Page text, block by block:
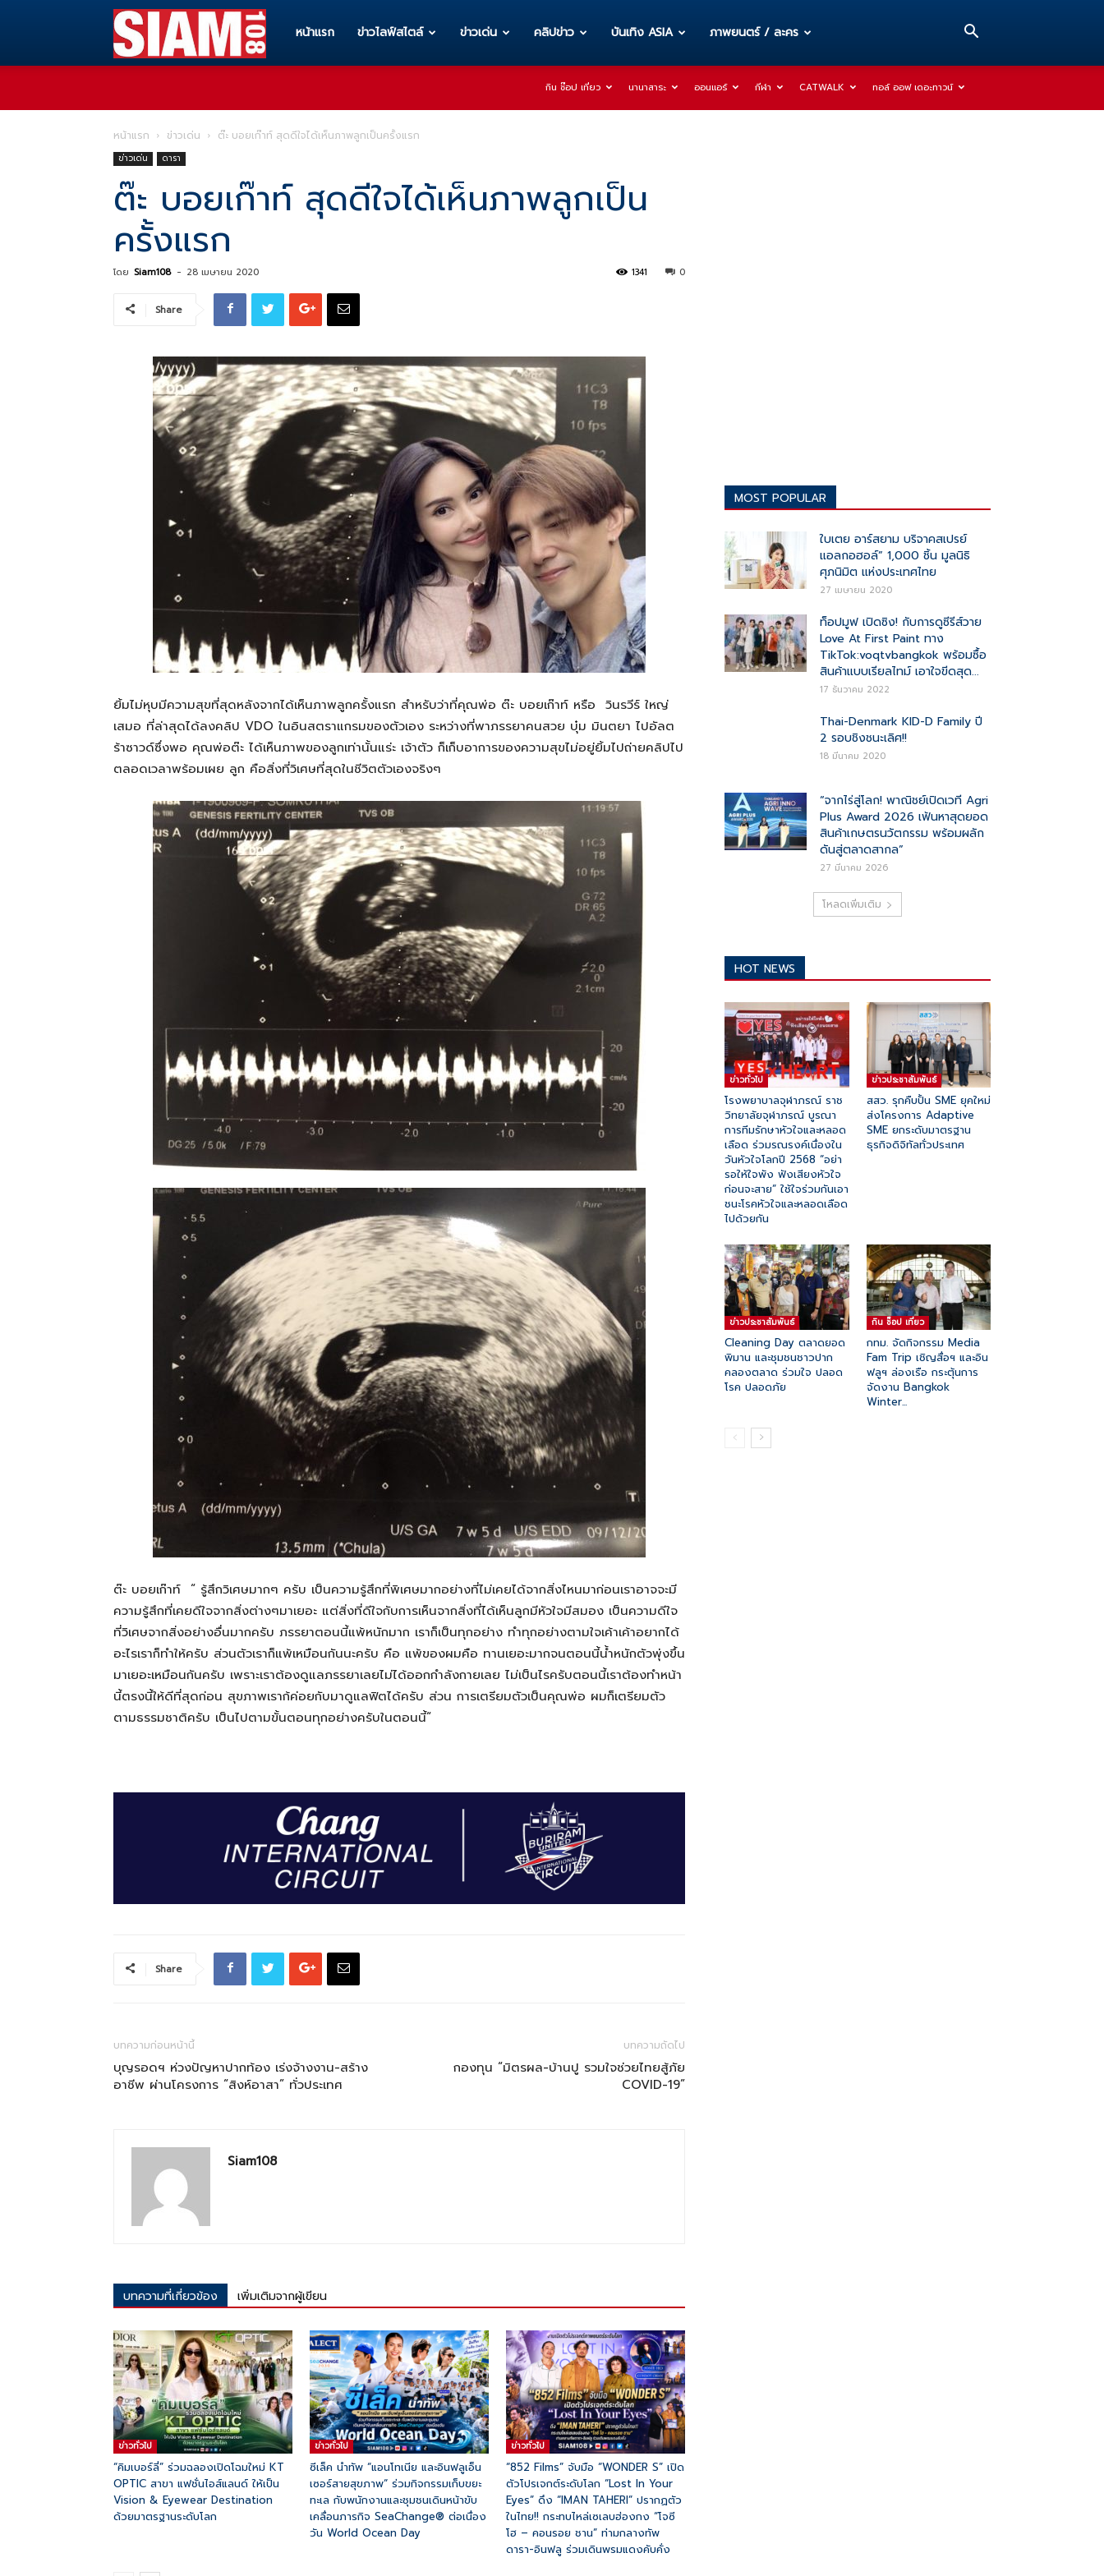
Siam108
เรื่อง
ราว
ที่
ความ
หน้าแรก ข่าวไลฟ์สไตล์ ข่าวเด่น คลิปข่าว บันเทิง ASIA ภาพยนตร์ / ละคร
กิน ช๊อป เที่ยว นานาสาระ ออนแอร์ กีฬา CATWALK ทอล์ ออฟ เดอะทาวน์
หน้าแรก ข่าวเด่น ต๊ะ บอยเก๊าท์ สุดดีใจได้เห็นภาพลูกเป็นครั้งแรก
ข่าวเด่น ดารา
ต๊ะ บอยเก๊าท์ สุดดีใจได้เห็นภาพลูกเป็น
ครั้งแรก
โดย Siam108 - 28 เมษายน 2020 0
1341
Share
ยิ้มไม่หุบมีความสุขที่สุดหลังจากได้เห็นภาพลูกครั้งแรก สำหรับว่าที่คุณพ่อ ต๊ะ บอยเก๊าท์ หรือ วินรวีร์ ใหญ่
เสมอ ที่ล่าสุดได้ลงคลิป VDO ในอินสตราแกรมของตัวเอง ระหว่างที่พาภรรยาคนสวย บุ๋ม มินตยา ไปอัลต
ร้าซาวด์ซึ่งพอ คุณพ่อต๊ะ ได้เห็นภาพของลูกเท่านั้นแร่ะ เจ้าตัว ก็เก็บอาการของความสุขไม่อยู่ยิ้มไปถ่ายคลิปไป
ตลอดเวลาพร้อมเผย ลูก คือสิ่งที่วิเศษที่สุดในชีวิตตัวเองจริงๆ
ต๊ะ บอยเก๊าท์ “ รู้สึกวิเศษมากๆ ครับ เป็นความรู้สึกที่พิเศษมากอย่างที่ไม่เคยได้จากสิ่งไหนมาก่อนเราอาจจะมี
ความรู้สึกที่เคยดีใจจากสิ่งต่างๆมาเยอะ แต่สิ่งที่ดีใจกับการเห็นจากสิ่งที่ได้เห็นลูกมีหัวใจมีสมอง เป็นความดีใจ
ที่วิเศษจากสิ่งอย่างอื่นมากครับ ภรรยาตอนนี้แพ้หนักมาก เราก็เป็นทุกอย่าง ทำทุกอย่างตามใจเค้าเค้าอยากได้
อะไรเราก็ทำให้ครับ ส่วนตัวเราก็แพ้เหมือนกันนะครับ คือ แพ้ของผมคือ ทานเยอะมากจนตอนนี้น้ำหนักตัวพุ่งขึ้น
มาเยอะเหมือนกันครับ เพราะเราต้องดูแลภรรยาเลยไม่ได้ออกกำลังกายเลย ไม่เป็นไรครับตอนนี้เราต้องทำหน้า
นี้ตรงนี้ให้ดีที่สุดก่อน สุขภาพเราก้ค่อยกับมาดูแลฟิตได้ครับ ส่วน การเตรียมตัวเป็นคุณพ่อ ผมก็เตรียมตัว
ตามธรรมชาติครับ เป็นไปตามขั้นตอนทุกอย่างครับในตอนนี้“
Share
บทความก่อนหน้านี้
บุญรอดฯ ห่วงปัญหาปากท้อง เร่งจ้างงาน-สร้าง
อาชีพ ผ่านโครงการ “สิงห์อาสา” ทั่วประเทศ
บทความถัดไป
กองทุน “มิตรผล-บ้านปู รวมใจช่วยไทยสู้ภัย
COVID-19”
Siam108
บทความที่เกี่ยวข้อง เพิ่มเติมจากผู้เขียน
ข่าวทั่วไป
“คิมเบอร์ลี่” ร่วมฉลองเปิดโฉมใหม่ KT
OPTIC สาขา แฟชั่นไอส์แลนด์ ให้เป็น
Vision & Eyewear Destination
ด้วยมาตรฐานระดับโลก
ข่าวทั่วไป
ซีเล็ค นำทัพ “แอนโทเนีย และอินฟลูเอ็น
เซอร์สายสุขภาพ“ ร่วมกิจกรรมเก็บขยะ
ทะเล กับพนักงานและชุมชนเดินหน้าขับ
เคลื่อนภารกิจ SeaChange® ต่อเนื่อง
วัน World Ocean Day
ข่าวทั่วไป
“852 Films” จับมือ “WONDER S” เปิด
ตัวโปรเจกต์ระดับโลก “Lost In Your
Eyes” ดึง “IMAN TAHERI” ปรากฏตัว
ในไทย!! กระทบไหล่เซเลบฮ่องกง “โจซี
โฮ – คอนรอย ชาน” ท่ามกลางทัพ
ดารา-อินฟลู ร่วมเดินพรมแดงคับคั่ง
MOST POPULAR
ใบเตย อาร์สยาม บริจาคสเปรย์
แอลกอฮอล์” 1,000 ชิ้น มูลนิธิ
ศุภนิมิต แห่งประเทศไทย
27 เมษายน 2020
ท็อปมูฟ เปิดซิง! กับการดูซีรีส์วาย
Love At First Paint ทาง
TikTok:voqtvbangkok พร้อมซื้อ
สินค้าแบบเรียลไทม์ เอาใจขีดสุด...
17 ธันวาคม 2022
Thai-Denmark KID-D Family ปี
2 รอบชิงชนะเลิศ!!
18 มีนาคม 2020
“จากไร่สู่โลก! พาณิชย์เปิดเวที Agri
Plus Award 2026 เฟ้นหาสุดยอด
สินค้าเกษตรนวัตกรรม พร้อมผลัก
ดันสู่ตลาดสากล”
27 มีนาคม 2026
โหลดเพิ่มเติม
HOT NEWS
ข่าวทั่วไป
โรงพยาบาลจุฬาภรณ์ ราช
วิทยาลัยจุฬาภรณ์ บูรณา
การทีมรักษาหัวใจและหลอด
เลือด ร่วมรณรงค์เนื่องใน
วันหัวใจโลกปี 2568 “อย่า
รอให้ใจพัง ฟังเสียงหัวใจ
ก่อนจะสาย” ใช้ใจร่วมกันเอา
ชนะโรคหัวใจและหลอดเลือด
ไปด้วยกัน
ข่าวประชาสัมพันธ์
สสว. รุกคืบปั้น SME ยุคใหม่
ส่งโครงการ Adaptive
SME ยกระดับมาตรฐาน
ธุรกิจดิจิทัลทั่วประเทศ
ข่าวประชาสัมพันธ์
Cleaning Day ตลาดยอด
พิมาน และชุมชนชาวปาก
คลองตลาด ร่วมใจ ปลอด
โรค ปลอดภัย
กิน ช๊อป เที่ยว
กทม. จัดกิจกรรม Media
Fam Trip เชิญสื่อฯ และอิน
ฟลูฯ ล่องเรือ กระตุ้นการ
จัดงาน Bangkok
Winter...